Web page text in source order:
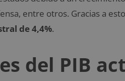
entre otros. Gracias a
de 4,4%.
del PIB